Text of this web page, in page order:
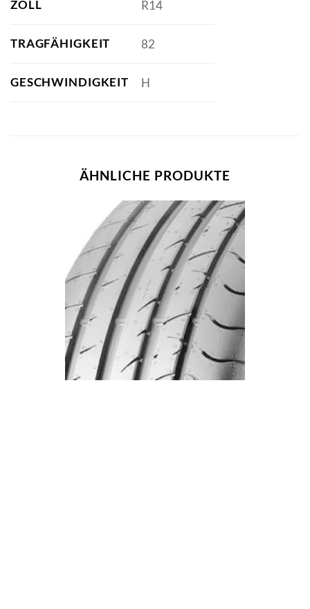
ZOLL R14
TRAGFÄHIGKEIT 82
GESCHWINDIGKEIT H
ÄHNLICHE PRODUKTE